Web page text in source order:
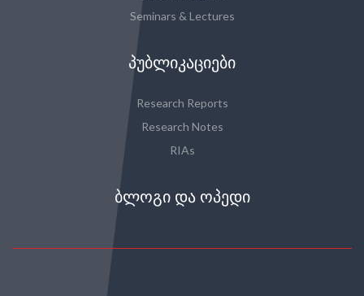
Seminars & Lectures
ᲞᲣᲑᲚᲘᲙᲐᲪᲘᲔᲑᲘ
Research Reports
Research Notes
RIAs
ᲑᲚᲝᲒᲘ ᲓᲐ ᲝᲞᲔᲓᲘ